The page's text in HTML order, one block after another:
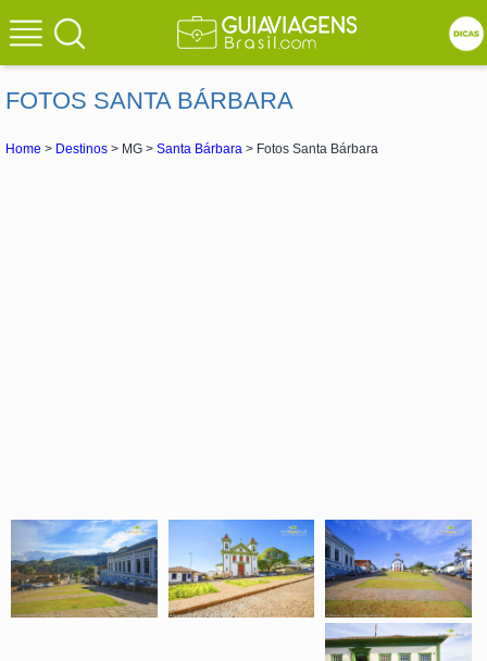
FOTOS SANTA BÁRBARA
Home > Destinos > MG > Santa Bárbara > Fotos Santa Bárbara